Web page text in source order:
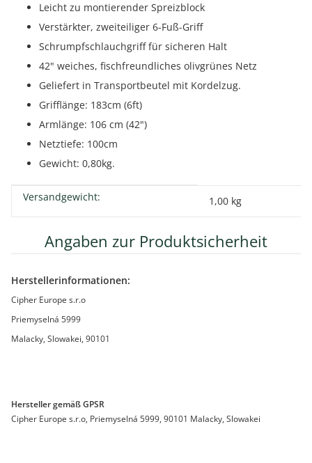
Leicht zu montierender Spreizblock
Verstärkter, zweiteiliger 6-Fuß-Griff
Schrumpfschlauchgriff für sicheren Halt
42" weiches, fischfreundliches olivgrünes Netz
Geliefert in Transportbeutel mit Kordelzug.
Grifflänge: 183cm (6ft)
Armlänge: 106 cm (42")
Netztiefe: 100cm
Gewicht: 0,80kg.
Produkteigenschaft
Wert
Versandgewicht: 1,00 kg
Angaben zur Produktsicherheit
Herstellerinformationen:
Cipher Europe s.r.o
Priemyselná 5999
Malacky, Slowakei, 90101
Hersteller gemäß GPSR
Cipher Europe s.r.o, Priemyselná 5999, 90101 Malacky, Slowakei